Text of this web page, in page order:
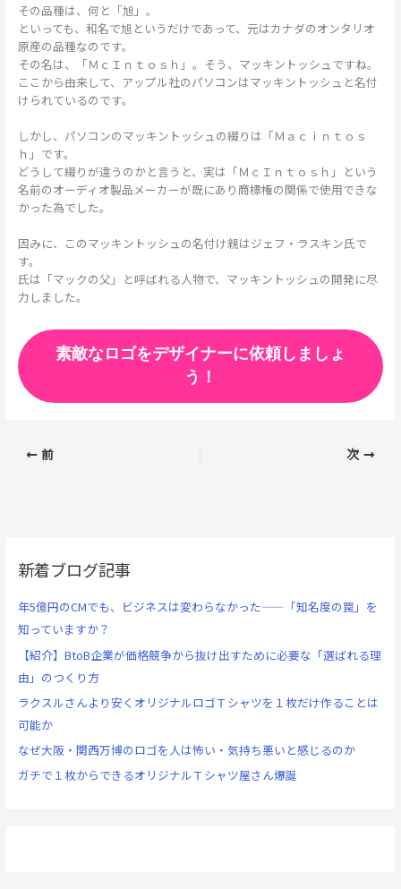
その品種は、何と「旭」。
といっても、和名で旭というだけであって、元はカナダのオンタリオ
原産の品種なのです。
その名は、「ＭｃＩｎｔｏｓｈ」。そう、マッキントッシュですね。
ここから由来して、アップル社のパソコンはマッキントッシュと名付
けられているのです。
しかし、パソコンのマッキントッシュの綴りは「Ｍａｃｉｎｔｏｓ
ｈ」です。
どうして綴りが違うのかと言うと、実は「ＭｃＩｎｔｏｓｈ」という
名前のオーディオ製品メーカーが既にあり商標権の関係で使用できな
かった為でした。
因みに、このマッキントッシュの名付け親はジェフ・ラスキン氏で
す。
氏は「マックの父」と呼ばれる人物で、マッキントッシュの開発に尽
力しました。
素敵なロゴをデザイナーに依頼しましょ
う！
前 次
新着ブログ記事
年5億円のCMでも、ビジネスは変わらなかった——「知名度の罠」を
知っていますか？
【紹介】BtoB企業が価格競争から抜け出すために必要な「選ばれる理
由」のつくり方
ラクスルさんより安くオリジナルロゴＴシャツを１枚だけ作ることは
可能か
なぜ大阪・関西万博のロゴを人は怖い・気持ち悪いと感じるのか
ガチで１枚からできるオリジナルＴシャツ屋さん爆誕